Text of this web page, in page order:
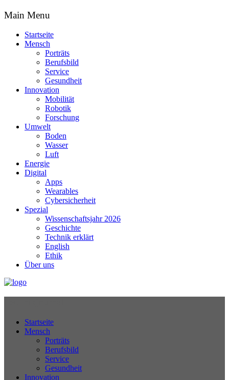
Main Menu
Startseite
Mensch
Porträts
Berufsbild
Service
Gesundheit
Innovation
Mobilität
Robotik
Forschung
Umwelt
Boden
Wasser
Luft
Energie
Digital
Apps
Wearables
Cybersicherheit
Spezial
Wissenschaftsjahr 2026
Geschichte
Technik erklärt
English
Ethik
Über uns
Startseite
Mensch
Porträts
Berufsbild
Service
Gesundheit
Innovation